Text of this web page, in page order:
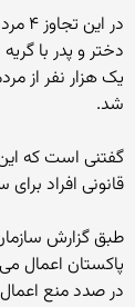
در
دختر و پدر با
شد.
گفتنی است که
قانونی افراد
طبق گزارش
پاکستان اعمال
در صدد منع اعمال